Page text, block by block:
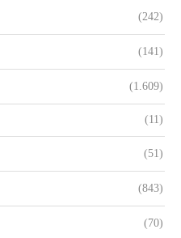
(242)
(141)
(1.609)
(11)
(51)
(843)
(70)